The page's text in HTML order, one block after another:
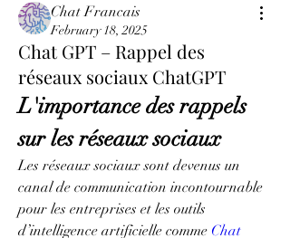
Chat Francais
February 18, 2025
Chat GPT – Rappel des
réseaux sociaux ChatGPT
L'importance des rappels
sur les réseaux sociaux
Les réseaux sociaux sont devenus un
canal de communication incontournable
pour les entreprises et les outils
d’intelligence artificielle comme Chat